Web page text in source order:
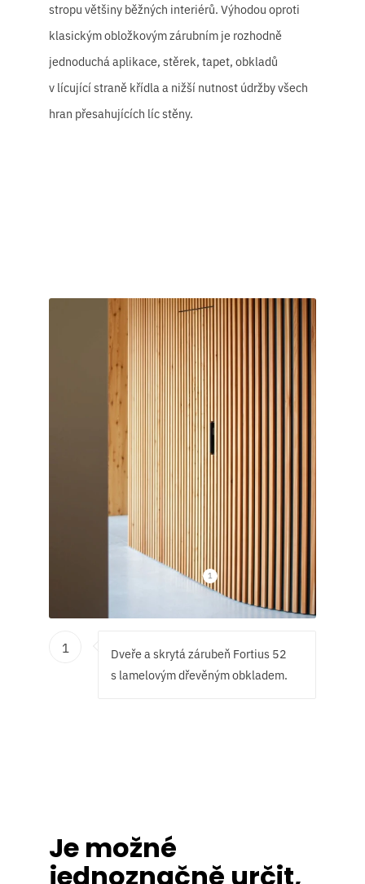
stropu většiny běžných interiérů. Výhodou oproti
klasickým obložkovým zárubním je rozhodně
jednoduchá aplikace, stěrek, tapet, obkladů
v lícující straně křídla a nižší nutnost údržby všech
hran přesahujících líc stěny.
1
1
Dveře a skrytá zárubeň Fortius 52
s lamelovým dřevěným obkladem.
Je možné
jednoznačně určit,